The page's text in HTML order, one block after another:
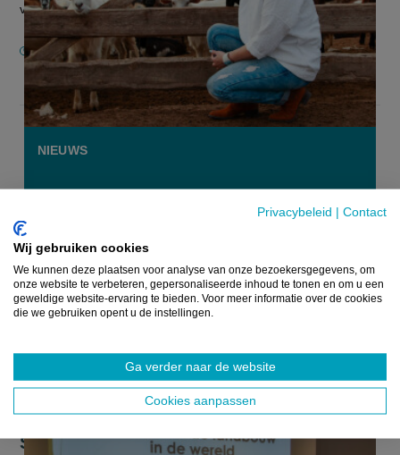
Privacybeleid | Contact
Wij gebruiken cookies
We kunnen deze plaatsen voor analyse van onze bezoekersgegevens, om
onze website te verbeteren, gepersonaliseerde inhoud te tonen en om u een
geweldige website-ervaring te bieden. Voor meer informatie over de cookies
die we gebruiken opent u de instellingen.
Ga verder naar de website
Cookies aanpassen
voor in een voor...
14 MAART 2026
Symposium belicht positie van boerin:
NIEUWS